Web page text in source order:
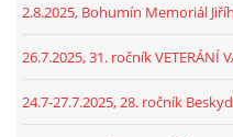
2.8.2025, Bohumín Memoriál
26.7.2025, 31. ročník VETERÁNÍ
24.7-27.7.2025, 28. ročník